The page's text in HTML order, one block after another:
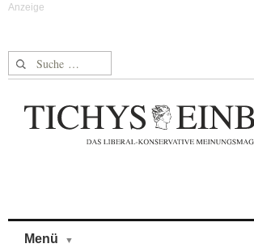
Suche nach:
Menü